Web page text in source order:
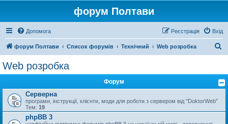
форум Полтави
Допомога Вхід
Реєстрація
форум Полтави Список форумів Технічний Web розробка
у
Web розробка
Форум
Серверна
програми, інструкції, клієнти, моди для роботи з сервером від "DoktorWeb"
Тем: 19
phpBB 3